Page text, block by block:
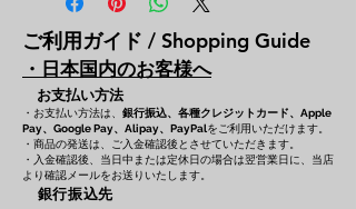
ご利用ガイド / Shopping Guide
・日本国内のお客様へ
お支払い方法
・お支払い方法は、 銀行振込、各種クレジットカード、 Apple
Pay、Google Pay、Alipay、PayPalをご利用いただけます。
・商品の発送は、ご入金確認後とさせていただきます。
・入金確認後、当日中または定休日の場合は翌営業日に、当店
より確認メールをお送りいたします。
銀行振込先